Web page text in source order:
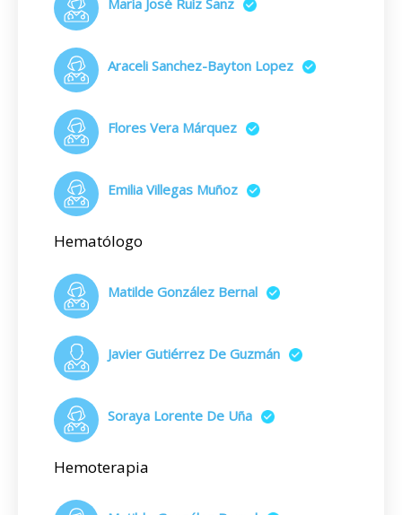
María José Ruíz Sanz
Araceli Sanchez-Bayton Lopez
Flores Vera Márquez
Emilia Villegas Muñoz
Hematólogo
Matilde González Bernal
Javier Gutiérrez De Guzmán
Soraya Lorente De Uña
Hemoterapia